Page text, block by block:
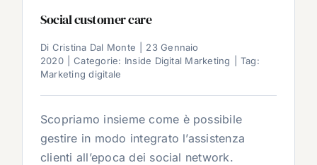
Social customer care
Di Cristina Dal Monte
23 Gennaio
2020
Categorie: Inside Digital Marketing
Tag:
Marketing digitale
Scopriamo insieme come è possibile
gestire in modo integrato l’assistenza
clienti all’epoca dei social network.